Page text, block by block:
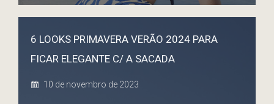
6 LOOKS PRIMAVERA VERÃO 2024 PARA
FICAR ELEGANTE C/ A SACADA
10 de novembro de 2023